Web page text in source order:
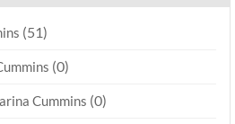
(51)
(0)
Cummins (0)